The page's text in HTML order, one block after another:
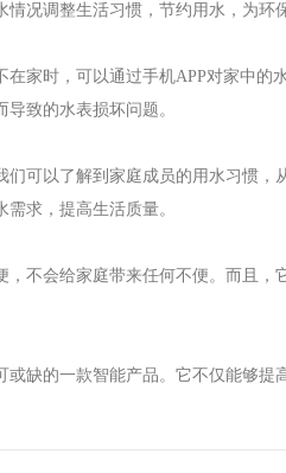
况调整生活习惯，节约用水，为环
家时，可以通过手机APP对家中的
致的水表损坏问题。
可以了解到家庭成员的用水习惯，
求，提高生活质量。
不会给家庭带来任何不便。而且，
缺的一款智能产品。它不仅能够提